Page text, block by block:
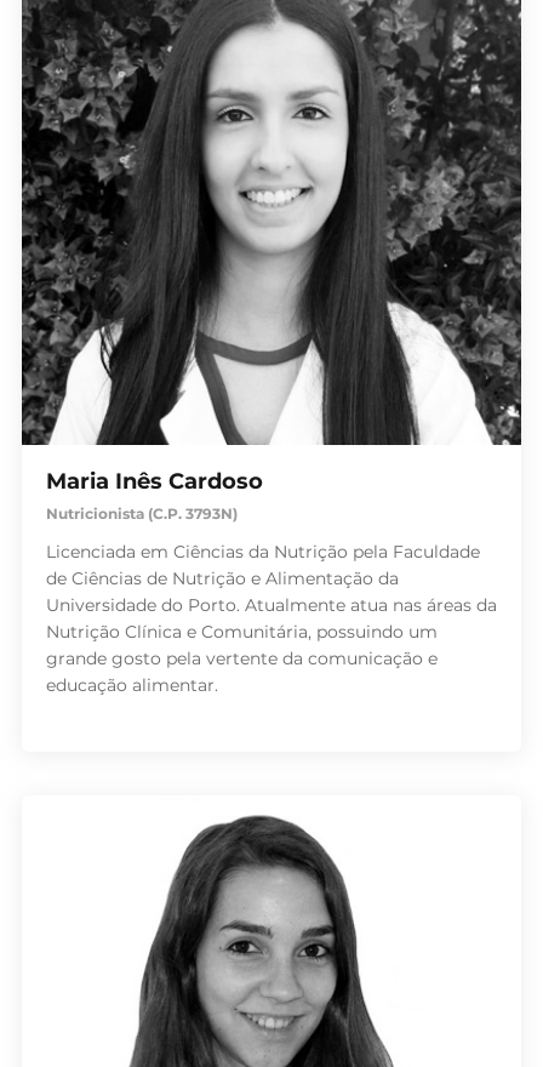
Maria Inês Cardoso
Nutricionista (C.P. 3793N)
Licenciada em Ciências da Nutrição pela Faculdade
de Ciências de Nutrição e Alimentação da
Universidade do Porto. Atualmente atua nas áreas da
Nutrição Clínica e Comunitária, possuindo um
grande gosto pela vertente da comunicação e
educação alimentar.